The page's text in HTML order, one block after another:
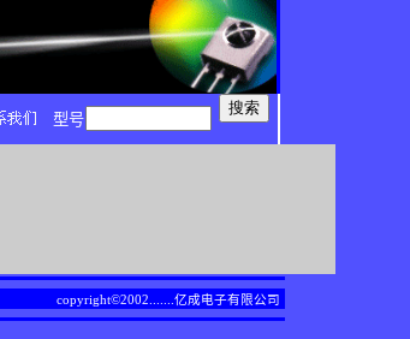
型号
copyright©2002....... 亿成电子有限公司